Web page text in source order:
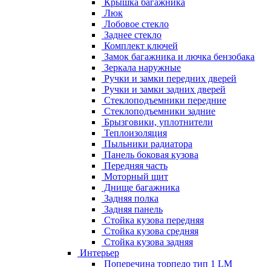
Крышка багажника
Люк
Лобовое стекло
Заднее стекло
Комплект ключей
Замок багажника и лючка бензобака
Зеркала наружные
Ручки и замки передних дверей
Ручки и замки задних дверей
Стеклоподъемники передние
Стеклоподъемники задние
Брызговики, уплотнители
Теплоизоляция
Пыльники радиатора
Панель боковая кузова
Передняя часть
Моторный щит
Днище багажника
Задняя полка
Задняя панель
Стойка кузова передняя
Стойка кузова средняя
Стойка кузова задняя
Интерьер
Поперечина торпедо тип 1 LM